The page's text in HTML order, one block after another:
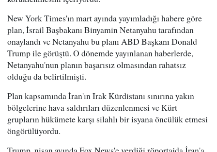
New York Times'ın mart ayında yayımladığı habere göre
plan, İsrail Başbakanı Binyamin Netanyahu tarafından
onaylandı ve Netanyahu bu planı ABD Başkanı Donald
Trump ile görüştü. O dönemde yayınlanan haberlerde,
Netanyahu'nun planın başarısız olmasından rahatsız
olduğu da belirtilmişti.
Plan kapsamında İran'ın Irak Kürdistanı sınırına yakın
bölgelerine hava saldırıları düzenlenmesi ve Kürt
grupların hükümete karşı silahlı bir isyana öncülük etmesi
öngörülüyordu.